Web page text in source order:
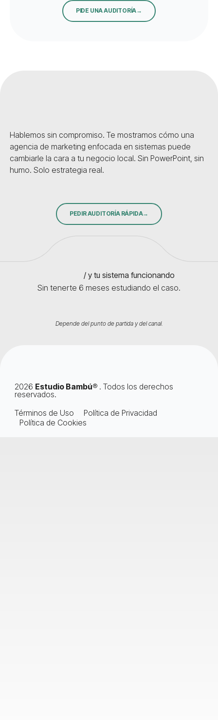
PIDE UNA AUDITORÍA
Hablemos sin compromiso. Te mostramos cómo una
agencia de marketing enfocada en sistemas puede
cambiarle la cara a tu negocio local. Sin PowerPoint, sin
humo. Solo estrategia real.
PEDIR AUDITORÍA RÁPIDA
/ y tu sistema funcionando
Sin tenerte 6 meses estudiando el caso.
Depende del punto de partida y del canal.
2026 Estudio Bambú® . Todos los derechos
reservados.
Términos de Uso
Política de Privacidad
Política de Cookies